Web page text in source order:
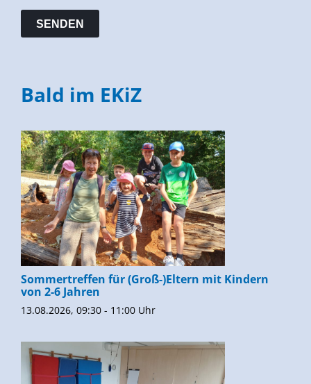
Bald im EKiZ
Sommertreffen für (Groß-)Eltern mit Kindern
von 2-6 Jahren
13.08.2026, 09:30 - 11:00 Uhr